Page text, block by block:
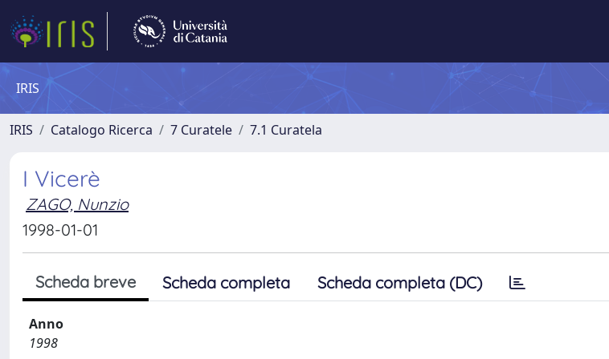
IRIS
IRIS Catalogo Ricerca 7 Curatele 7.1 Curatela
I Vicerè
ZAGO, Nunzio
1998-01-01
Scheda breve Scheda completa Scheda completa (DC)
Anno
1998